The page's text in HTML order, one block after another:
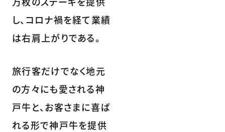
し、コロナ禍を経て業績
は右肩上がりである。
旅行客だけでなく地元
の方々にも愛される神
戸牛と、お客さまに喜ば
れる形で神戸牛を提供